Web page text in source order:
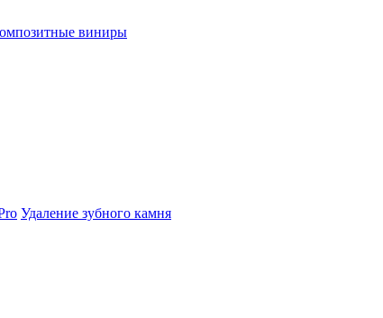
виниры
Удаление зубного камня